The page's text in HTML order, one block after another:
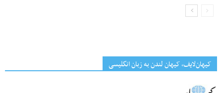
کیهان‌لایف، کیهان لندن به زبان انگلیسی